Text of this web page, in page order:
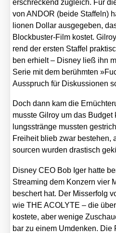
erschre­ckend zugleich. Für
von ANDOR (bei­de Staf­feln)
lio­nen Dol­lar aus­ge­ge­ben,
Block­bus­ter-Film kos­tet.
rend der ers­ten Staf­fel
ben erhielt – Dis­ney ließ ihn
Serie mit dem berühm­ten
Ausspruch für Dis­kus­sio­nen
Doch dann kam die
muss­te Gil­roy um das
lungs­strän­ge muss­ten
Frei­heit blieb zwar
sour­cen wur­den dras­tisch
Dis­ney CEO Bob Iger hat­te
Strea­ming dem Kon­zern vier
beschert hat. Der Miss­erfolg
wie THE ACOLYTE – die
kos­te­te, aber weni­ge
bar zu einem Umden­ken.